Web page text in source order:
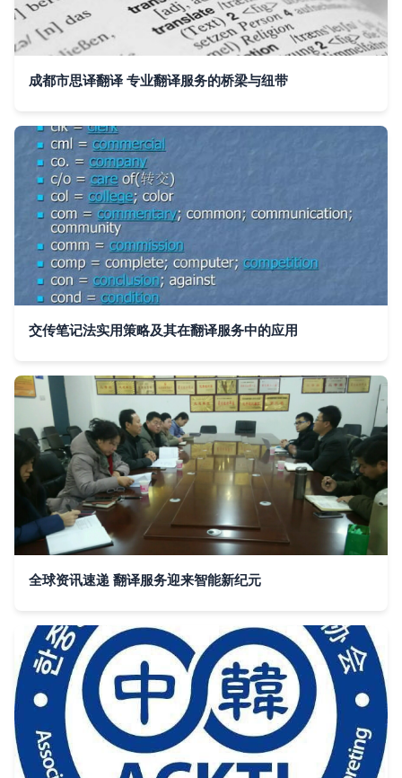
成都市思译翻译 专业翻译服务的桥梁与纽带
交传笔记法实用策略及其在翻译服务中的应用
全球资讯速递 翻译服务迎来智能新纪元